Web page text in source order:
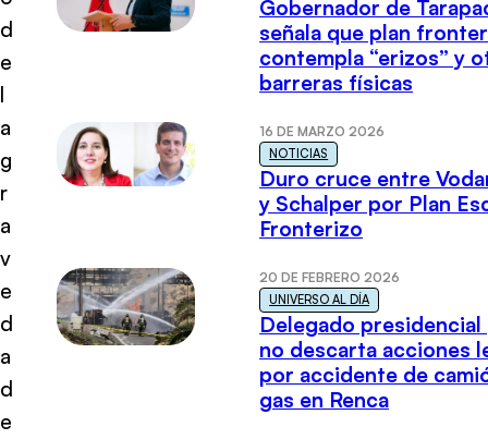
d
e
l
a
g
r
a
v
e
d
a
d
e
Gobernador de
señala que plan
contempla “erizos” y
barreras físicas
16 DE MARZO 2026
NOTICIAS
Duro cruce entre
y Schalper por Plan
Fronterizo
20 DE FEBRERO 2026
UNIVERSO AL DÍA
Delegado presidencial
no descarta acciones
por accidente de
gas en Renca